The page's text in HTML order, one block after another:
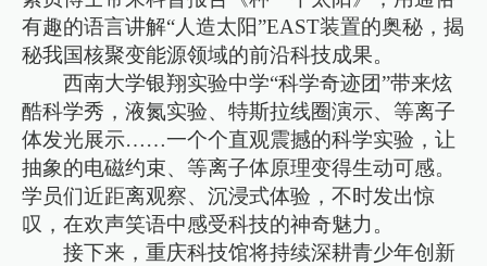
有趣的语言讲解“人造太阳”EAST装置的奥秘，揭
秘我国核聚变能源领域的前沿科技成果。
西南大学银翔实验中学“科学奇迹团”带来炫
酷科学秀，液氮实验、特斯拉线圈演示、等离子
体发光展示……一个个直观震撼的科学实验，让
抽象的电磁约束、等离子体原理变得生动可感。
学员们近距离观察、沉浸式体验，不时发出惊
叹，在欢声笑语中感受科技的神奇魅力。
接下来，重庆科技馆将持续深耕青少年创新